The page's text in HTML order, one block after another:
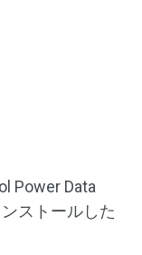
Power Data
ストールした